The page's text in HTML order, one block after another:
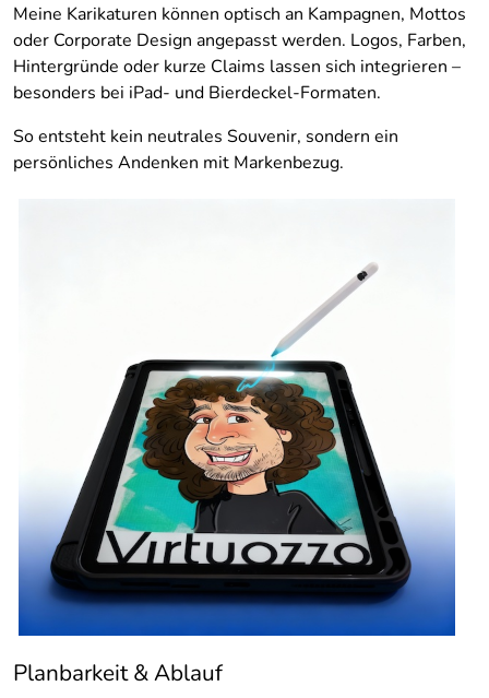
Meine Karikaturen können optisch an Kampagnen, Mottos
oder Corporate Design angepasst werden. Logos, Farben,
Hintergründe oder kurze Claims lassen sich integrieren –
besonders bei iPad- und Bierdeckel-Formaten.
So entsteht kein neutrales Souvenir, sondern ein
persönliches Andenken mit Markenbezug.
Planbarkeit & Ablauf